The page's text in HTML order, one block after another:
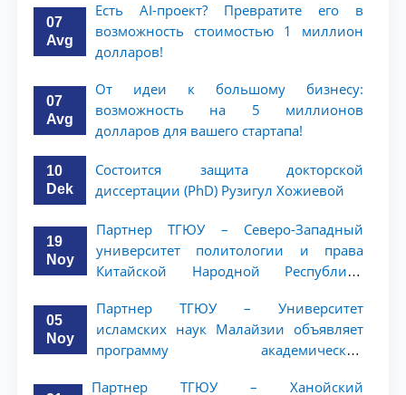
07
Avg
Есть AI-проект? Превратите его в
возможность стоимостью 1 миллион
долларов!
07
Avg
От идеи к большому бизнесу:
возможность на 5 миллионов
долларов для вашего стартапа!
10
Dek
Состоится защита докторской
диссертации (PhD) Рузигул Xoжиевой
19
Noy
Партнер ТГЮУ – Северо-Западный
университет политологии и права
Китайской Народной Республики
академической мобильности для
студентов 2–3 курсов
05
Noy
Партнер ТГЮУ – Университет
исламских наук Малайзии объявляет
программу академической
ТГЮУ
Партнер ТГЮУ – Ханойский